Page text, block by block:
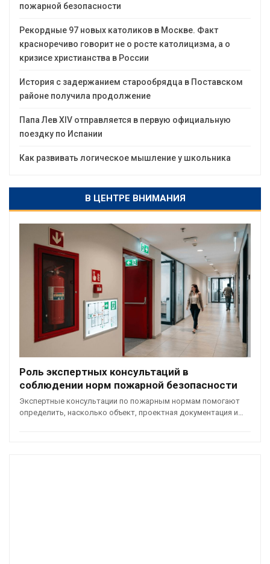
пожарной безопасности
Рекордные 97 новых католиков в Москве. Факт
красноречиво говорит не о росте католицизма, а о
кризисе христианства в России
История с задержанием старообрядца в Поставском
районе получила продолжение
Папа Лев XIV отправляется в первую официальную
поездку по Испании
Как развивать логическое мышление у школьника
В ЦЕНТРЕ ВНИМАНИЯ
Роль экспертных консультаций в
соблюдении норм пожарной безопасности
Экспертные консультации по пожарным нормам помогают
определить, насколько объект, проектная документация и…